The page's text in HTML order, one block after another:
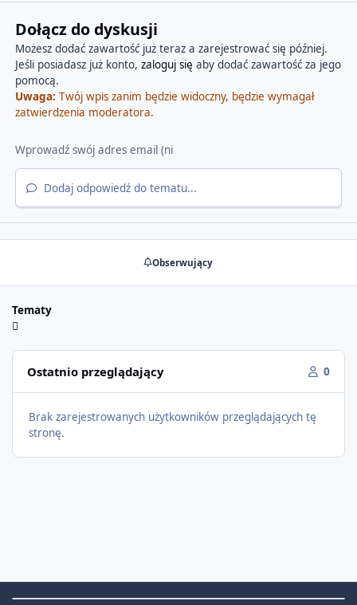
Dołącz do dyskusji
Możesz dodać zawartość już teraz a zarejestrować się później.
Jeśli posiadasz już konto, zaloguj się aby dodać zawartość za jego
pomocą.
Uwaga: Twój wpis zanim będzie widoczny, będzie wymagał
zatwierdzenia moderatora.
Dodaj odpowiedź do tematu...
Obserwujący
Tematy
Ostatnio przeglądający 0
Brak zarejestrowanych użytkowników przeglądających tę
stronę.